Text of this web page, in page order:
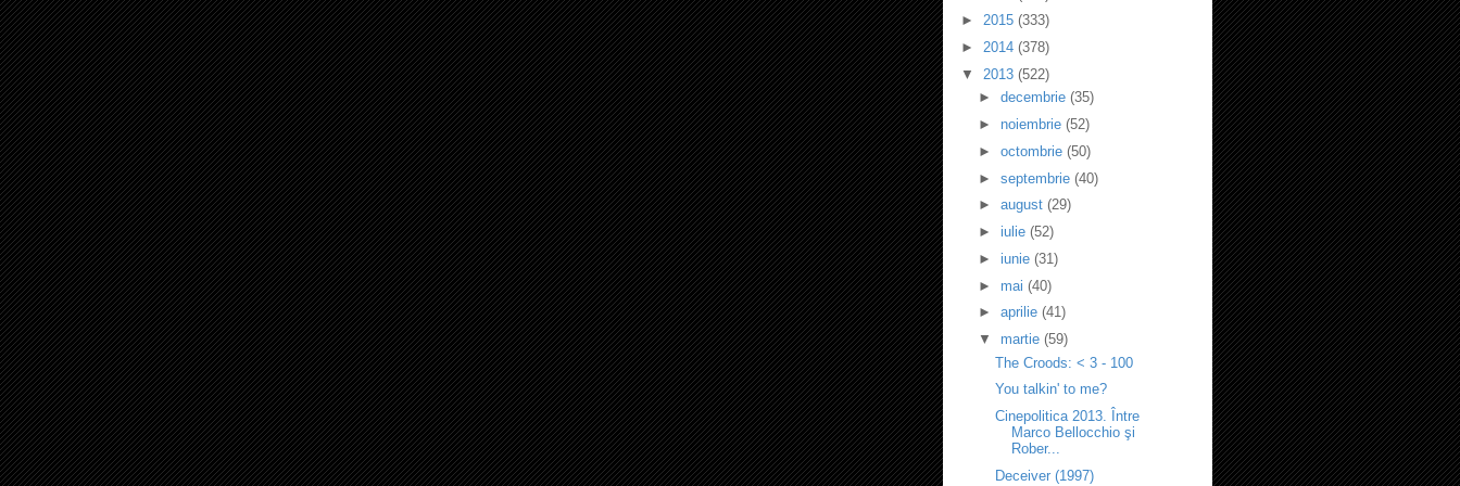
► 2015 (333)
► 2014 (378)
▼ 2013 (522)
► decembrie (35)
► noiembrie (52)
► octombrie (50)
► septembrie (40)
► august (29)
► iulie (52)
► iunie (31)
► mai (40)
► aprilie (41)
▼ martie (59)
The Croods: < 3 - 100
You talkin' to me?
Cinepolitica 2013. Între
Marco Bellocchio şi
Rober...
Deceiver (1997)